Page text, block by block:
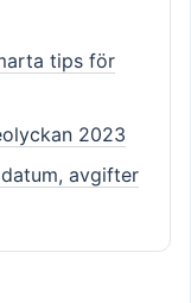
tips för
2023
avgifter